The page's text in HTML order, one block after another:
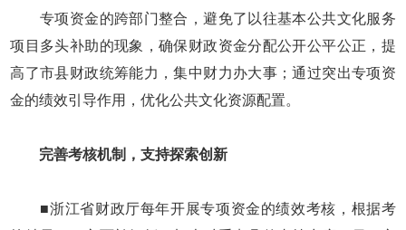
专项资金的跨部门整合，避免了以往基本公共文化服务
项目多头补助的现象，确保财政资金分配公开公平公正，提
高了市县财政统筹能力，集中财力办大事；通过突出专项资
金的绩效引导作用，优化公共文化资源配置。
完善考核机制，支持探索创新
■浙江省财政厅每年开展专项资金的绩效考核，根据考